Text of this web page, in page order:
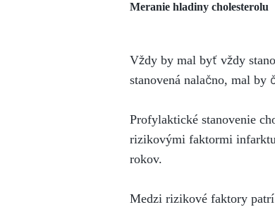
Meranie hladiny cholesterolu
Vždy by mal byť vždy
stanovená nalačno, mal
Profylaktické stanovenie
rizikovými faktormi
rokov.
Medzi rizikové faktory